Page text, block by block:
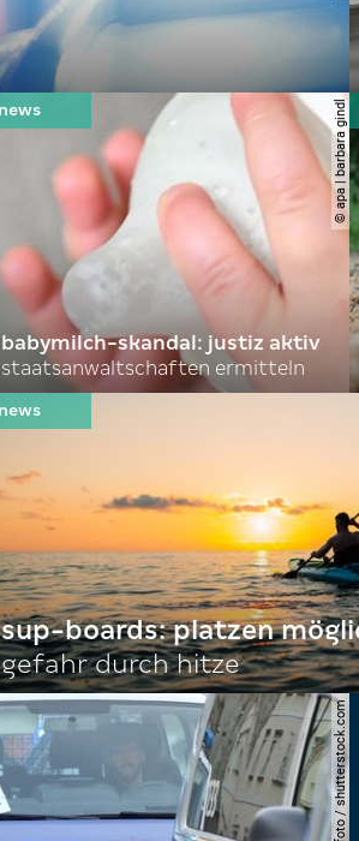
© apa | barbara gindl
babymilch-skandal: justiz aktiv
staatsanwaltschaften ermitteln
sup-boards: platzen
gefahr durch hitze
© spitzi-foto / shutterstock.com